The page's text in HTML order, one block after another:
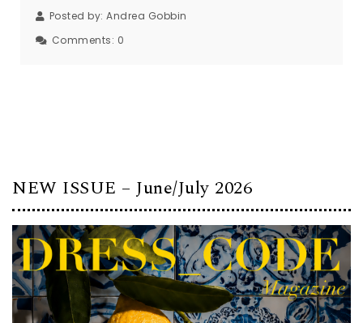
Posted by: Andrea Gobbin
Comments: 0
NEW ISSUE – June/July 2026